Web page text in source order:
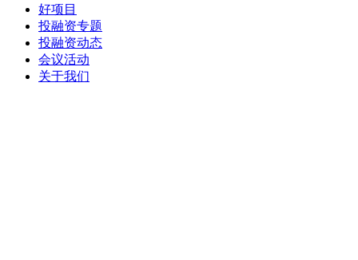
好项目
投融资专题
投融资动态
会议活动
关于我们